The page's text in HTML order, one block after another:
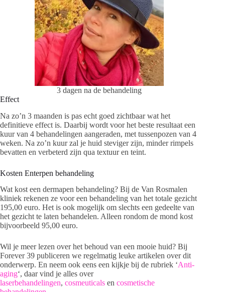
3 dagen na de behandeling
Effect
Na zo’n 3 maanden is pas echt goed zichtbaar wat het
definitieve effect is. Daarbij wordt voor het beste resultaat een
kuur van 4 behandelingen aangeraden, met tussenpozen van 4
weken. Na zo’n kuur zal je huid steviger zijn, minder rimpels
bevatten en verbeterd zijn qua textuur en teint.
Kosten Enterpen behandeling
Wat kost een dermapen behandeling? Bij de Van Rosmalen
kliniek rekenen ze voor een behandeling van het totale gezicht
195,00 euro. Het is ook mogelijk om slechts een gedeelte van
het gezicht te laten behandelen. Alleen rondom de mond kost
bijvoorbeeld 95,00 euro.
Wil je meer lezen over het behoud van een mooie huid? Bij
Forever 39 publiceren we regelmatig leuke artikelen over dit
onderwerp. En neem ook eens een kijkje bij de rubriek ‘Anti-
aging‘, daar vind je alles over
laserbehandelingen, cosmeuticals en cosmetische